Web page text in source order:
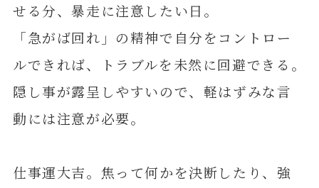
せる分、暴走に注意したい日。
「急がば回れ」の精神で自分をコントロー
ルできれば、トラブルを未然に回避できる。
隠し事が露呈しやすいので、軽はずみな言
動には注意が必要。
仕事運大吉。焦って何かを決断したり、強